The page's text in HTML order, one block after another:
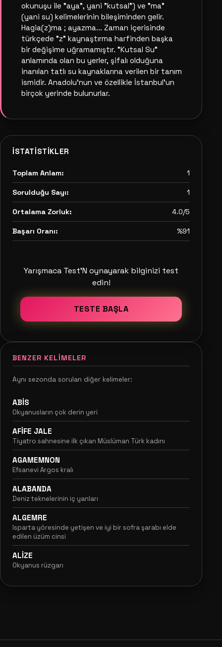
okunuşu ile "aya", yani "kutsal") ve "ma"
(yani su) kelimelerinin bileşiminden gelir.
Hagia(z)ma ; ayazma... Zaman içerisinde
türkçede "z" kaynaştırma harfinden başka
bir değişime uğramamıştır. "Kutsal Su"
anlamında olan bu yerler, şifalı olduğuna
inanılan tatlı su kaynaklarına verilen bir tanım
ismidir. Anadolu'nun ve özellikle İstanbul'un
birçok yerinde bulunurlar.
İSTATISTIKLER
Toplam Anlam: 1
Sorulduğu Sayı: 1
Ortalama Zorluk: 4.0/5
Başarı Oranı: %91
Yarışmaca Test'N oynayarak bilginizi test
edin!
TESTE BAŞLA
BENZER KELIMELER
Aynı sezonda sorulan diğer kelimeler:
ABİS
Okyanusların çok derin yeri
AFİFE JALE
Tiyatro sahnesine ilk çıkan Müslüman Türk kadını
AGAMEMNON
Efsanevi Argos kralı
ALABANDA
Deniz teknelerinin iç yanları
ALGEMRE
Isparta yöresinde yetişen ve iyi bir sofra şarabı elde
edilen üzüm cinsi
ALİZE
Okyanus rüzgarı